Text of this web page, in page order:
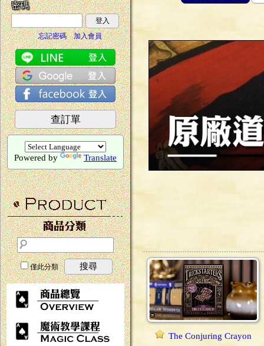
密碼
登入
忘記密碼
加入會員
查訂單
Powered by Translate
僅此分類 搜尋
The Conjuring Crayon